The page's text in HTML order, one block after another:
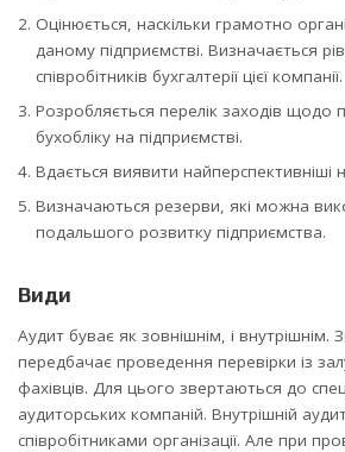
Оцінюється, наскільки грамотно
даному підприємстві. Визначається
співробітників бухгалтерії цієї компанії.
Розробляється перелік заходів щодо
бухобліку на підприємстві.
Вдається виявити найперспективніші
Визначаються резерви, які можна
подальшого розвитку підприємства.
Види
Аудит буває як зовнішнім, і внутрішнім.
передбачає проведення перевірки із
фахівців. Для цього звертаються до
аудиторських компаній. Внутрішній
співробітниками організації. Але при